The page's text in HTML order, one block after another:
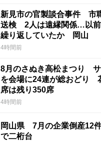
新見市の官製談合事件 市
送検 2人は遠縁関係…以前
繰り返していたか 岡山
4時間前
8月のさぬき高松まつり
を会場に24連が総おどり
席は残り350席
4時間前
岡山県 7月の企業倒産12
で二桁台